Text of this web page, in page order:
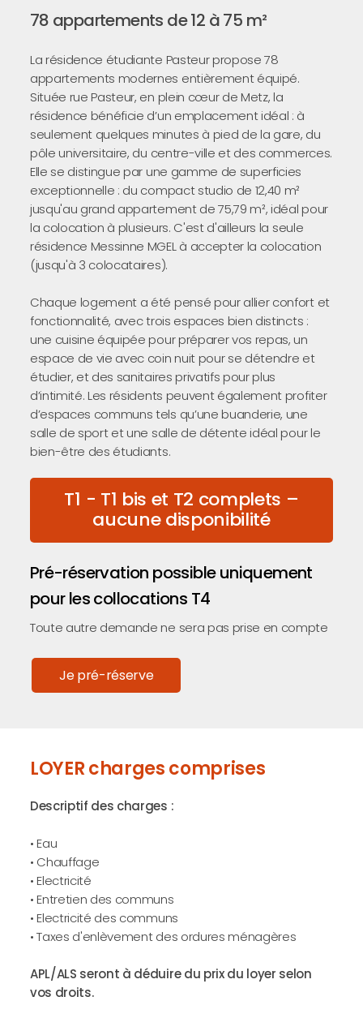
78 appartements de 12 à 75 m²
La résidence étudiante Pasteur propose 78
appartements modernes entièrement équipé.
Située rue Pasteur, en plein cœur de Metz, la
résidence bénéficie d’un emplacement idéal : à
seulement quelques minutes à pied de la gare, du
pôle universitaire, du centre-ville et des commerces.
Elle se distingue par une gamme de superficies
exceptionnelle : du compact studio de 12,40 m²
jusqu'au grand appartement de 75,79 m², idéal pour
la colocation à plusieurs. C'est d'ailleurs la seule
résidence Messinne MGEL à accepter la colocation
(jusqu'à 3 colocataires).
Chaque logement a été pensé pour allier confort et
fonctionnalité, avec trois espaces bien distincts :
une cuisine équipée pour préparer vos repas, un
espace de vie avec coin nuit pour se détendre et
étudier, et des sanitaires privatifs pour plus
d’intimité. Les résidents peuvent également profiter
d’espaces communs tels qu’une buanderie, une
salle de sport et une salle de détente idéal pour le
bien-être des étudiants.
T1 - T1 bis et T2 complets –
aucune disponibilité
Pré-réservation possible uniquement
pour les collocations T4
Toute autre demande ne sera pas prise en compte
Je pré-réserve
LOYER charges comprises
Descriptif des charges :
• Eau
• Chauffage
• Electricité
• Entretien des communs
• Electricité des communs
• Taxes d'enlèvement des ordures ménagères
APL/ALS seront à déduire du prix du loyer selon
vos droits.